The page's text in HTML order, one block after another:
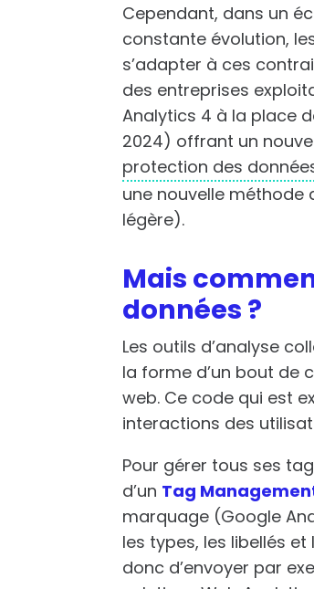
Cependant, dans un
constante évolution,
s’adapter à ces
des entreprises
Analytics 4 à la place
2024) offrant un
protection des
une nouvelle méthode
légère).
Mais
données ?
Les outils d’analyse
la forme d’un bout de
web. Ce code qui est
interactions des
Pour gérer tous ses
d’un Tag
marquage (Google
les types, les libellés
donc d’envoyer par